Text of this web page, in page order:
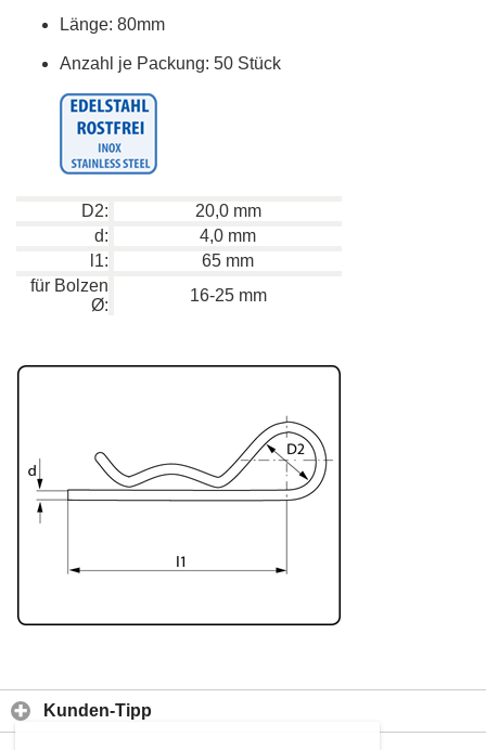
Länge: 80mm
Anzahl je Packung: 50 Stück
D2:
20,0 mm
d:
4,0 mm
l1:
65 mm
für Bolzen
Ø:
16-25 mm
Kunden-Tipp